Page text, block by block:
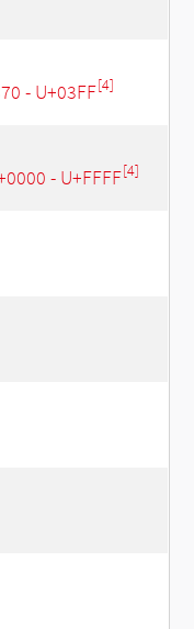
- U+03FF[4]
- U+FFFF[4]